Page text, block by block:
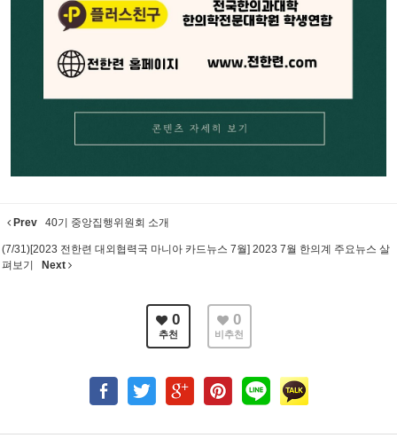
Prev 40기 중앙집행위원회 소개
(7/31)[2023 전한련 대외협력국 마니아 카드뉴스 7월] 2023 7월 한의계 주요뉴스 살
펴보기
Next
0
추천
0
비추천